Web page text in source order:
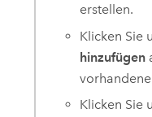
erstellen.
Klicken Sie
hinzufügen
Klicken Sie